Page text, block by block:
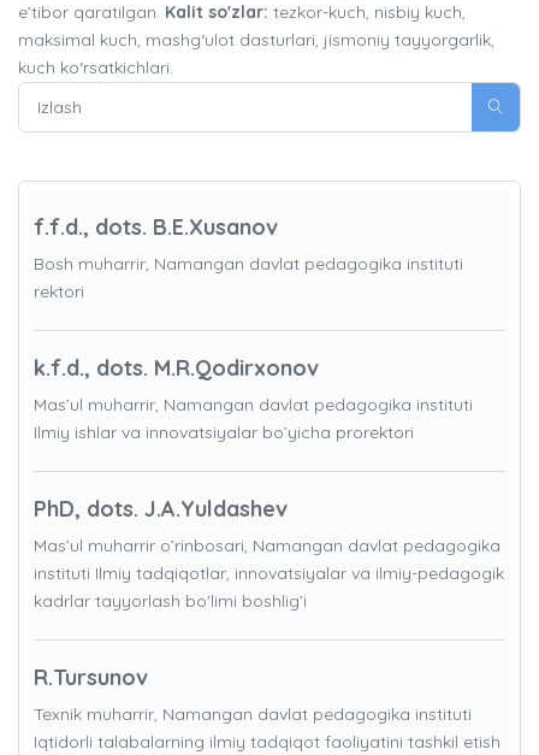
e’tibor qaratilgan. Kalit so'zlar: tezkor-kuch, nisbiy kuch,
maksimal kuch, mashg‘ulot dasturlari, jismoniy tayyorgarlik,
kuch ko‘rsatkichlari.
f.f.d., dots. B.E.Xusanov
Bosh muharrir, Namangan davlat pedagogika instituti
rektori
k.f.d., dots. M.R.Qodirxonov
Mas’ul muharrir, Namangan davlat pedagogika instituti
Ilmiy ishlar va innovatsiyalar bo’yicha prorektori
PhD, dots. J.A.Yuldashev
Mas’ul muharrir o’rinbosari, Namangan davlat pedagogika
instituti Ilmiy tadqiqotlar, innovatsiyalar va ilmiy-pedagogik
kadrlar tayyorlash bo'limi boshlig’i
R.Tursunov
Texnik muharrir, Namangan davlat pedagogika instituti
Iqtidorli talabalarning ilmiy tadqiqot faoliyatini tashkil etish